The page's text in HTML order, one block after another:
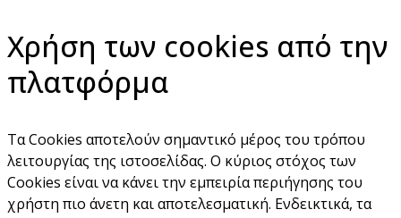
Χρήση των cookies από την
πλατφόρμα
Τα Cookies αποτελούν σημαντικό μέρος του τρόπου
λειτουργίας της ιστοσελίδας. Ο κύριος στόχος των
Cookies είναι να κάνει την εμπειρία περιήγησης του
χρήστη πιο άνετη και αποτελεσματική. Ενδεικτικά, τα